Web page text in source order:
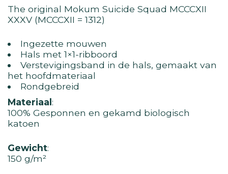
The original Mokum Suicide Squad MCCCXII
XXXV (MCCCXII = 1312)
Ingezette mouwen
Hals met 1×1-ribboord
Verste­vig­ing­sband in de hals, gemaakt van
het hoofdmateriaal
Rondgebreid
Materiaal :
100% Gesponnen en gekamd biologisch
katoen
Gewicht:
150 g/m²